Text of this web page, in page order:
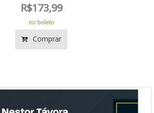
R$173,99
no boleto
Comprar